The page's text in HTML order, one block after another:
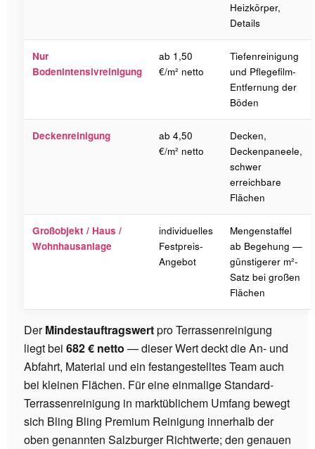
Heizkörper,
Details
Nur
Bodenintensivreinigung
ab 1,50
€/m² netto
Tiefenreinigung
und Pflegefilm-
Entfernung der
Böden
Deckenreinigung
ab 4,50
€/m² netto
Decken,
Deckenpaneele,
schwer
erreichbare
Flächen
Großobjekt / Haus /
Wohnhausanlage
individuelles
Festpreis-
Angebot
Mengenstaffel
ab Begehung —
günstigerer m²-
Satz bei großen
Flächen
DerMindestauftragswertpro Terrassenreinigung
liegt bei 682 € netto — dieser Wert deckt die An- und
Abfahrt, Material und ein festangestelltes Team auch
bei kleinen Flächen. Für eine einmalige Standard-
Terrassenreinigung in marktüblichem Umfang bewegt
sich Bling Bling Premium Reinigung innerhalb der
oben genannten Salzburger Richtwerte; den genauen